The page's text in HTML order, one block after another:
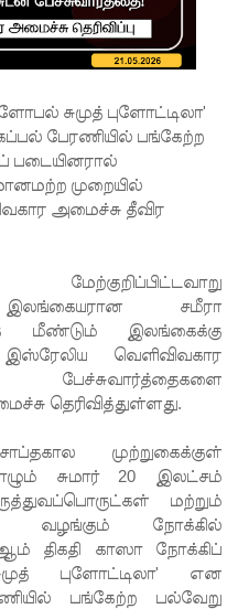
சுமுத் புளோட்டிலா'
பேரணியில் பங்கேற்ற
படையினரால்
முறையில்
அமைச்சு தீவிர
இலங்கையரான சமீரா
மீண்டும் இலங்கைக்கு
வெளிவிவகார
தெரிவித்துள்ளது.
முற்றுகைக்குள்
சுமார் 20 இலட்சம்
மற்றும்
வழங்கும் நோக்கில்
ஆம் திகதி காஸா நோக்கிப்
புளோட்டிலா' என
பங்கேற்ற பல்வேறு